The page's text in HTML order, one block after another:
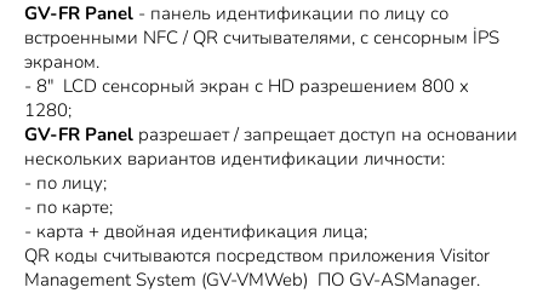
GV-FR Panel - панель идентификации по лицу со
встроенными NFC / QR считывателями, с сенсорным İPS
экраном.
- 8" LCD сенсорный экран с HD разрешением 800 x
1280;
GV-FR Panel разрешает / запрещает доступ на основании
нескольких вариантов идентификации личности:
- по лицу;
- по карте;
- карта + двойная идентификация лица;
QR коды считываются посредством приложения Visitor
Management System (GV-VMWeb) ПО GV-ASManager.